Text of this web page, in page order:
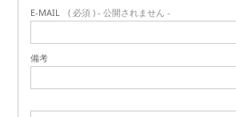
E-MAIL ( 必須 ) - 公開されません -
備考